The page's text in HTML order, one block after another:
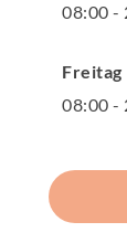
08:00 -
Freitag
08:00 -